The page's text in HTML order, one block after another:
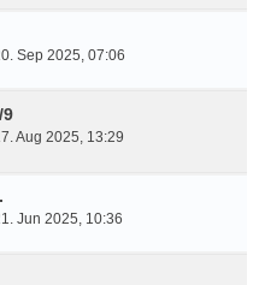
Sep 2025, 07:06
9
Aug 2025, 13:29
Jun 2025, 10:36